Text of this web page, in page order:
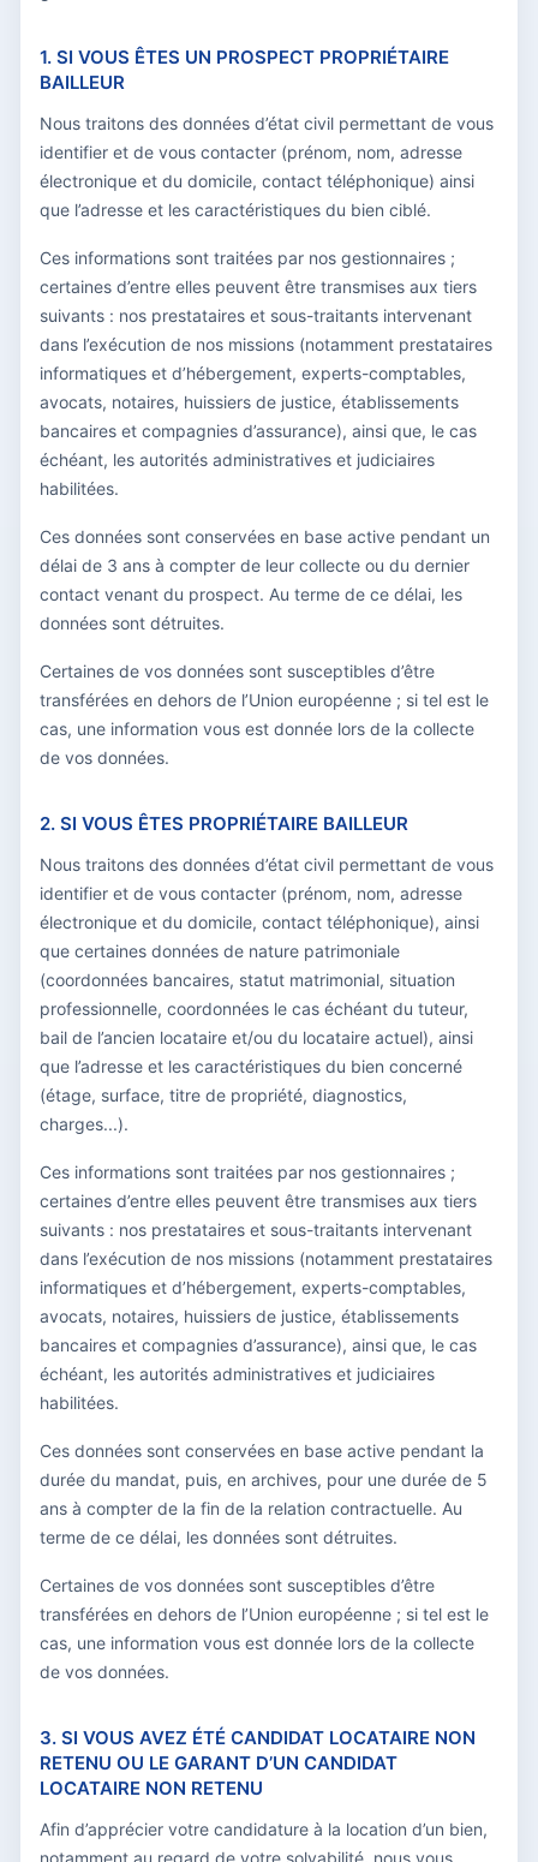
1. SI VOUS ÊTES UN PROSPECT PROPRIÉTAIRE
BAILLEUR
Nous traitons des données d’état civil permettant de vous
identifier et de vous contacter (prénom, nom, adresse
électronique et du domicile, contact téléphonique) ainsi
que l’adresse et les caractéristiques du bien ciblé.
Ces informations sont traitées par nos gestionnaires ;
certaines d’entre elles peuvent être transmises aux tiers
suivants : nos prestataires et sous-traitants intervenant
dans l’exécution de nos missions (notamment prestataires
informatiques et d’hébergement, experts-comptables,
avocats, notaires, huissiers de justice, établissements
bancaires et compagnies d’assurance), ainsi que, le cas
échéant, les autorités administratives et judiciaires
habilitées.
Ces données sont conservées en base active pendant un
délai de 3 ans à compter de leur collecte ou du dernier
contact venant du prospect. Au terme de ce délai, les
données sont détruites.
Certaines de vos données sont susceptibles d’être
transférées en dehors de l’Union européenne ; si tel est le
cas, une information vous est donnée lors de la collecte
de vos données.
2. SI VOUS ÊTES PROPRIÉTAIRE BAILLEUR
Nous traitons des données d’état civil permettant de vous
identifier et de vous contacter (prénom, nom, adresse
électronique et du domicile, contact téléphonique), ainsi
que certaines données de nature patrimoniale
(coordonnées bancaires, statut matrimonial, situation
professionnelle, coordonnées le cas échéant du tuteur,
bail de l’ancien locataire et/ou du locataire actuel), ainsi
que l’adresse et les caractéristiques du bien concerné
(étage, surface, titre de propriété, diagnostics,
charges...).
Ces informations sont traitées par nos gestionnaires ;
certaines d’entre elles peuvent être transmises aux tiers
suivants : nos prestataires et sous-traitants intervenant
dans l’exécution de nos missions (notamment prestataires
informatiques et d’hébergement, experts-comptables,
avocats, notaires, huissiers de justice, établissements
bancaires et compagnies d’assurance), ainsi que, le cas
échéant, les autorités administratives et judiciaires
habilitées.
Ces données sont conservées en base active pendant la
durée du mandat, puis, en archives, pour une durée de 5
ans à compter de la fin de la relation contractuelle. Au
terme de ce délai, les données sont détruites.
Certaines de vos données sont susceptibles d’être
transférées en dehors de l’Union européenne ; si tel est le
cas, une information vous est donnée lors de la collecte
de vos données.
3. SI VOUS AVEZ ÉTÉ CANDIDAT LOCATAIRE NON
RETENU OU LE GARANT D’UN CANDIDAT
LOCATAIRE NON RETENU
Afin d’apprécier votre candidature à la location d’un bien,
notamment au regard de votre solvabilité, nous vous